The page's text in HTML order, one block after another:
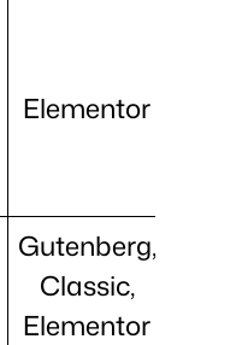
Elementor
Gutenberg,
Classic,
Elementor